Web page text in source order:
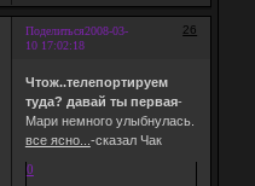
Поделиться 26
2008-03-
10 17:02:18
Чтож..телепортируем
туда? давай ты первая-
Мари немного улыбнулась.
все ясно... -сказал Чак
0